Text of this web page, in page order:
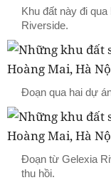
Khu đất này đi
Riverside.
Đoạn qua hai dự
Đoạn từ Gelexia
thu hồi.